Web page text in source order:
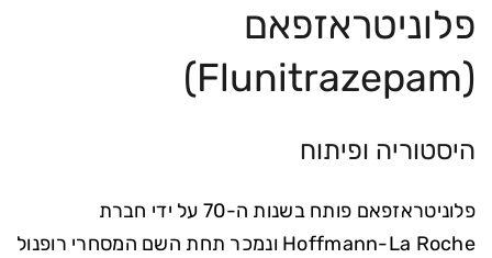
פלוניטראזפאם
(Flunitrazepam)
היסטוריה ופיתוח
פלוניטראזפאם פותח בשנות ה-70 על ידי חברת
Hoffmann-La Roche ונמכר תחת השם המסחרי רופנול